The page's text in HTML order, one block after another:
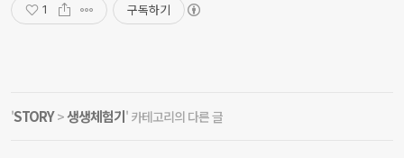
1 구독하기
'STORY>생생체험기' 카테고리의 다른 글